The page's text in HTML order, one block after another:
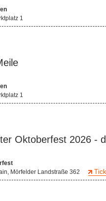
1
1
Oktoberfest 2026 -
Mörfelder Landstraße 362